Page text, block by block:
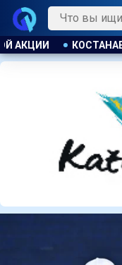
ВЫДАЧУ ЗАЙМОВ